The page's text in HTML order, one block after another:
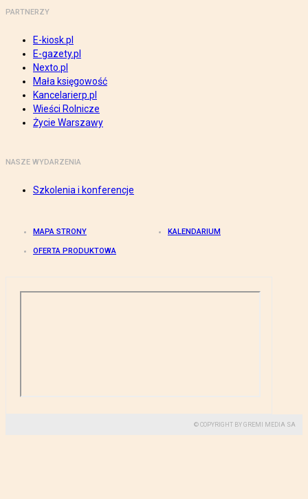
PARTNERZY
E-kiosk.pl
E-gazety.pl
Nexto.pl
Mała księgowość
Kancelarierp.pl
Wieści Rolnicze
Życie Warszawy
NASZE WYDARZENIA
Szkolenia i konferencje
MAPA STRONY KALENDARIUM
OFERTA PRODUKTOWA
© COPYRIGHT BY GREMI MEDIA SA